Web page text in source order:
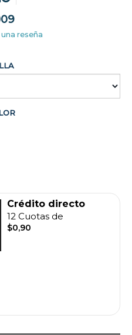
reseña
Crédito directo
12 Cuotas de
$0,90